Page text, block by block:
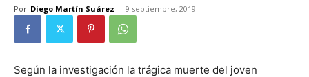
Por Diego Martín Suárez - 9 septiembre, 2019
Según la investigación la trágica muerte del joven